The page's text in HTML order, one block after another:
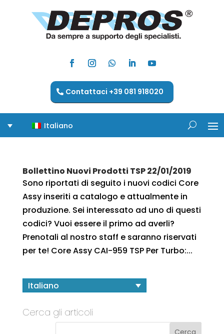
Contattaci +39 081 918020
Italiano
Bollettino Nuovi Prodotti TSP 22/01/2019
Sono riportati di seguito i nuovi codici Core
Assy inseriti a catalogo e attualmente in
produzione. Sei interessato ad uno di questi
codici? Vuoi essere il primo ad averli?
Prenotali al nostro staff e saranno riservati
per te! Core Assy CAI-959 TSP Per Turbo:...
Italiano
Cerca gli articoli